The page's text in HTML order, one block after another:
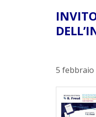
5 febbraio